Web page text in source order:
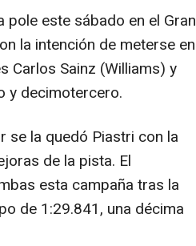
este sábado en el Gran
la intención de meterse en
Carlos Sainz (Williams) y
y decimotercero.
se la quedó Piastri con la
de la pista. El
esta campaña tras la
de 1:29.841, una décima